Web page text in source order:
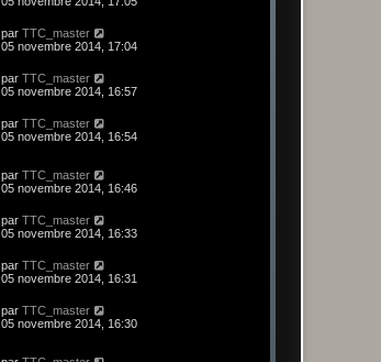
par TTC_master
05 novembre 2014, 17:04
par TTC_master
05 novembre 2014, 16:57
par TTC_master
05 novembre 2014, 16:54
par TTC_master
05 novembre 2014, 16:46
par TTC_master
05 novembre 2014, 16:33
par TTC_master
05 novembre 2014, 16:31
par TTC_master
05 novembre 2014, 16:30